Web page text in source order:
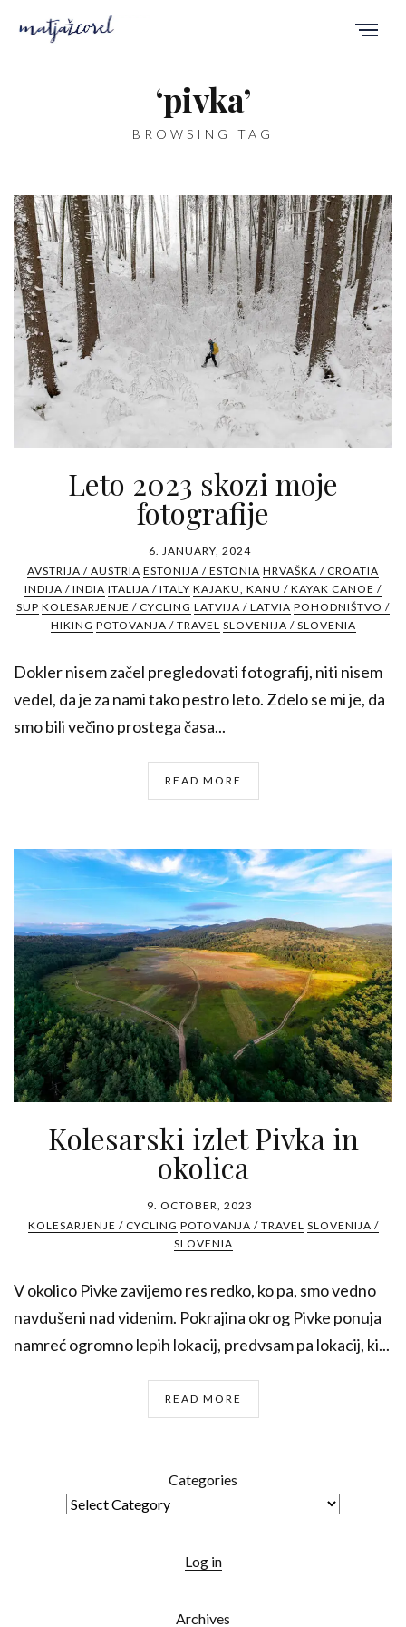
‘pivka’
BROWSING TAG
Leto 2023 skozi moje
fotografije
6. JANUARY, 2024
AVSTRIJA / AUSTRIA ESTONIJA / ESTONIA HRVAŠKA / CROATIA
INDIJA / INDIA ITALIJA / ITALY KAJAKU, KANU / KAYAK CANOE /
SUP KOLESARJENJE / CYCLING LATVIJA / LATVIA POHODNIŠTVO /
HIKING POTOVANJA / TRAVEL SLOVENIJA / SLOVENIA
Dokler nisem začel pregledovati fotografij, niti nisem
vedel, da je za nami tako pestro leto. Zdelo se mi je, da
smo bili večino prostega časa...
READ MORE
Kolesarski izlet Pivka in
okolica
9. OCTOBER, 2023
KOLESARJENJE / CYCLING POTOVANJA / TRAVEL SLOVENIJA /
SLOVENIA
V okolico Pivke zavijemo res redko, ko pa, smo vedno
navdušeni nad videnim. Pokrajina okrog Pivke ponuja
namreć ogromno lepih lokacij, predvsam pa lokacij, ki...
READ MORE
Categories
Log in
Archives